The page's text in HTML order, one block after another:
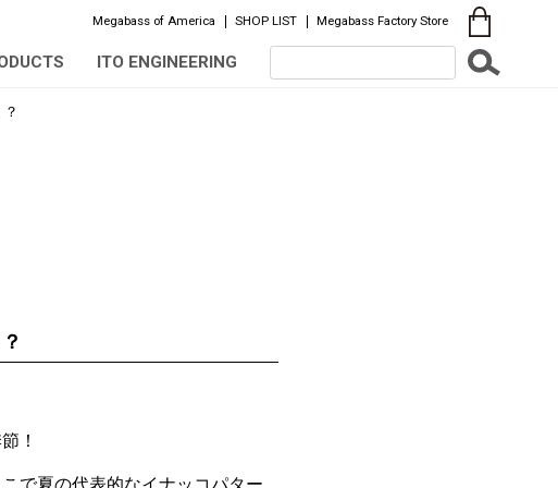
Megabass of America SHOP LIST Megabass Factory Store
ITO ENGINEERING
！